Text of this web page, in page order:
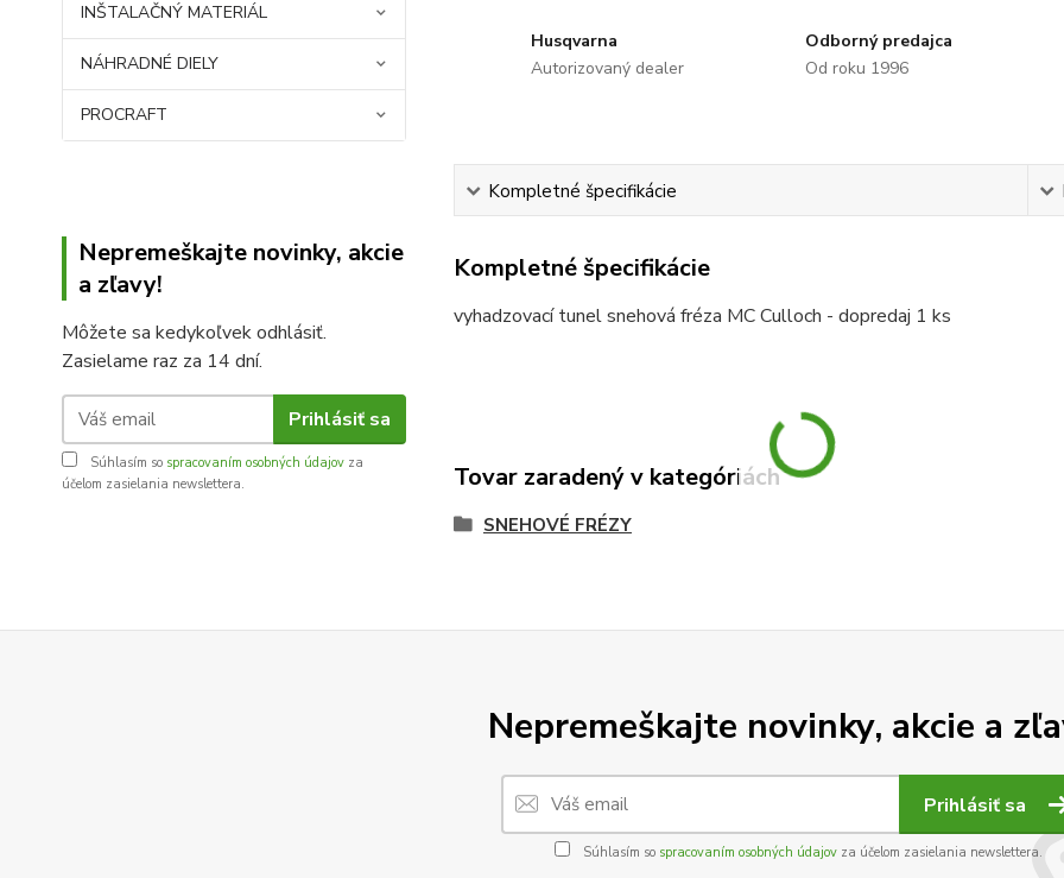
INŠTALAČNÝ MATERIÁL
NÁHRADNÉ DIELY
PROCRAFT
Nepremeškajte novinky, akcie
a zľavy!
Môžete sa kedykoľvek odhlásiť.
Zasielame raz za 14 dní.
Prihlásiť sa
Súhlasím so spracovaním osobných údajov za
účelom zasielania newslettera.
Husqvarna
Autorizovaný dealer
Odborný predajca
Od roku 1996
Kompletné špecifikácie
Kompletné špecifikácie
vyhadzovací tunel snehová fréza MC Culloch - dopredaj 1 ks
Tovar zaradený v kategóriách
SNEHOVÉ FRÉZY
Nepremeškajte novinky, akcie a
Prihlásiť sa
Súhlasím so spracovaním osobných údajovza účelom zasielania newslettera.